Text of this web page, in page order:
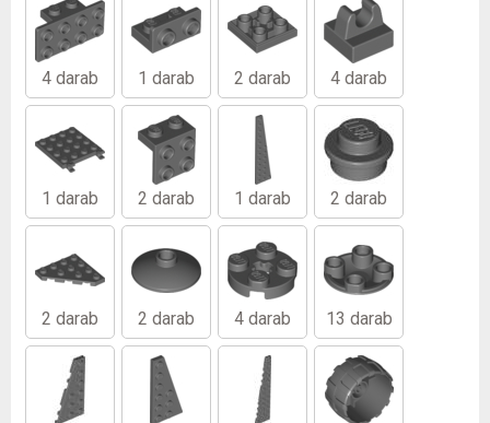
4 darab 1 darab 2 darab 4 darab
1 darab 2 darab 1 darab 2 darab
2 darab 2 darab 4 darab 13 darab